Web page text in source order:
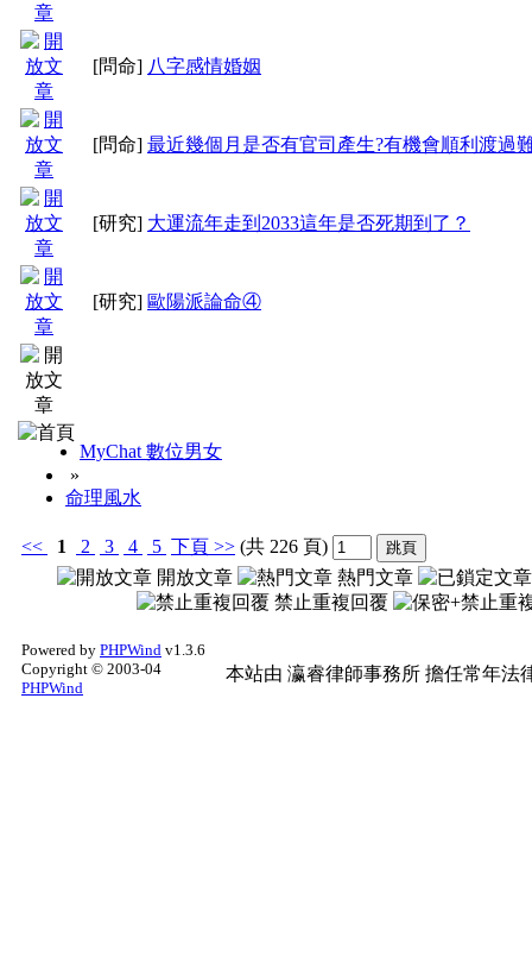
[問命] 八字感情婚姻
[問命] 最近幾個月是否有官司產生?有機會順利渡過
[研究] 大運流年走到2033這年是否死期到了？
[研究] 歐陽派論命④
MyChat 數位男女
»
命理風水
<< 1 2 3 4 5 下頁 >> (共 226 頁)
開放文章
熱門文章
禁止重複回覆
Powered by PHPWind v1.3.6
Copyright © 2003-04
PHPWind
本站由 瀛睿律師事務所 擔任常年法